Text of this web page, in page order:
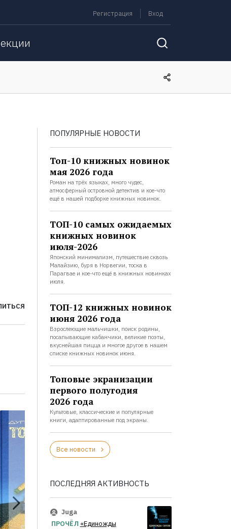
Регистрация Вход
ПОПУЛЯРНЫЕ НОВОСТИ
Топ-10 книжных новинок
мая 2026 года
Роман на трёх языках, много чудес,
атмосферный островной детектив и кое-что
ещё в нашей подборке книжных новинок.
ТОП-10 самых ожидаемых
книжных новинок
июля-2026
Японский минимализм, путешествие сквозь
Малайзию, буря в Норвегии, тоска в
Парагвае и кое-что ещё в книжных новинках
июля.
ТОП-12 книжных новинок
июня 2026 года
Взрослеющие мальчишки, поиск родины,
посапывающие кабанчики, великие поэты,
вкуснейшая пицца и многое другое в нашем
списке книжных новинок июня.
Топовые экранизации
первого полугодия
2026 года
Культовые, классические и популярные
книги, адаптированные под экраны.
Все новости
ПОСЛЕДНЯЯ АКТИВНОСТЬ
Juga
ПРОЧЁЛ «Единожды